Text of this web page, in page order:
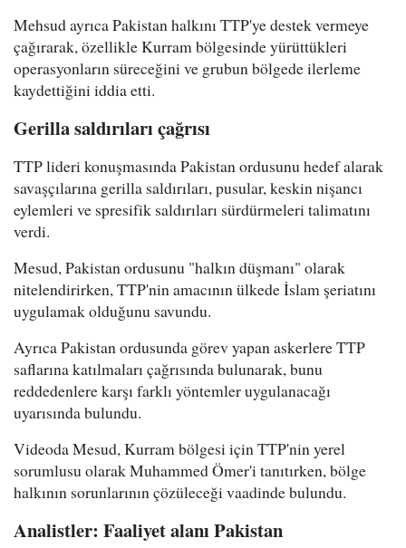
Mehsud ayrıca Pakistan halkını TTP'ye destek vermeye
çağırarak, özellikle Kurram bölgesinde yürüttükleri
operasyonların süreceğini ve grubun bölgede ilerleme
kaydettiğini iddia etti.
Gerilla saldırıları çağrısı
TTP lideri konuşmasında Pakistan ordusunu hedef alarak
savaşçılarına gerilla saldırıları, pusular, keskin nişancı
eylemleri ve spresifik saldırıları sürdürmeleri talimatını
verdi.
Mesud, Pakistan ordusunu "halkın düşmanı" olarak
nitelendirirken, TTP'nin amacının ülkede İslam şeriatını
uygulamak olduğunu savundu.
Ayrıca Pakistan ordusunda görev yapan askerlere TTP
saflarına katılmaları çağrısında bulunarak, bunu
reddedenlere karşı farklı yöntemler uygulanacağı
uyarısında bulundu.
Videoda Mesud, Kurram bölgesi için TTP'nin yerel
sorumlusu olarak Muhammed Ömer'i tanıtırken, bölge
halkının sorunlarının çözüleceği vaadinde bulundu.
Analistler: Faaliyet alanı Pakistan